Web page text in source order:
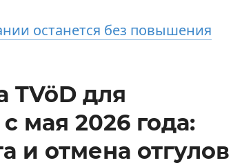
останется без повышения
TVöD для
мая 2026 года:
и отмена отгулов